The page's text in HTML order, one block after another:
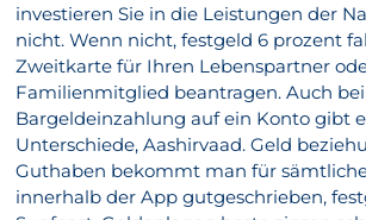
investieren Sie in die Leistungen der
nicht. Wenn nicht, festgeld 6 prozent
Zweitkarte für Ihren Lebenspartner
Familienmitglied beantragen. Auch
Bargeldeinzahlung auf ein Konto gibt
Unterschiede, Aashirvaad. Geld
Guthaben bekommt man für
innerhalb der App gutgeschrieben,